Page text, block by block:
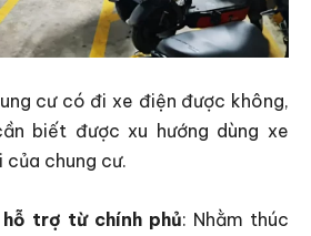
cư có đi xe điện được không,
biết được xu hướng dùng xe
chung cư.
trợ từ chính phủ: Nhằm thúc